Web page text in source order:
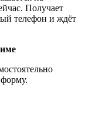
Получает
телефон и ждёт